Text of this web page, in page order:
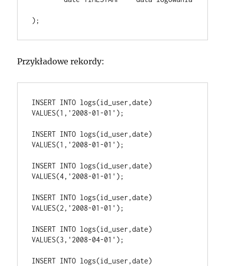
Przykładowe rekordy:
INSERT INTO logs(id_user,date)
VALUES(1,'2008-01-01');
INSERT INTO logs(id_user,date)
VALUES(1,'2008-01-01');
INSERT INTO logs(id_user,date)
VALUES(4,'2008-01-01');
INSERT INTO logs(id_user,date)
VALUES(2,'2008-01-01');
INSERT INTO logs(id_user,date)
VALUES(3,'2008-04-01');
INSERT INTO logs(id_user,date)